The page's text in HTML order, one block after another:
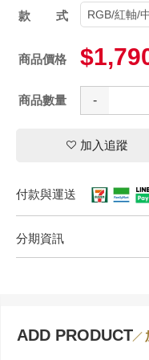
款式RGB/紅軸/
商品價格
商品數量 -
加入追蹤
付款與運送
分期資訊
ADD PRODUCT